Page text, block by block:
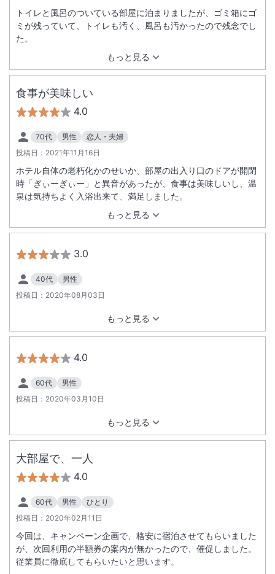
お持ち込みされる場合は、予めご予約時にお申し付け下さい。
もっと見る
トイレと風呂のついている部屋に泊まりましたが、ゴミ箱にゴ
ミが残っていて、トイレも汚く、風呂も汚かったので残念でし
た。
食事が美味しい
4.0
70代 男性
恋人・夫婦
投稿日： 2021年11月16日
もっと見る
ホテル自体の老朽化かのせいか、部屋の出入り口のドアが開閉
時「ぎぃーぎぃー」と異音があったが、食事は美味しいし、温
泉は気持ちよく入浴出来て、満足しました。
3.0
40代
男性
投稿日： 2020年08月03日
もっと見る
4.0
60代
男性
投稿日： 2020年03月10日
もっと見る
大部屋で、一人
4.0
60代 男性
ひとり
投稿日： 2020年02月11日
今回は、キャンペーン企画で、格安に宿泊させてもらいました
が、次回利用の半額券の案内が無かったので、催促しました。
従業員に徹底してもらいたいと思います。